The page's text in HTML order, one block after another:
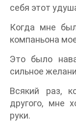
себя этот
Когда мне
компаньона
Это было
сильное
Всякий раз,
другого, мне
руки.